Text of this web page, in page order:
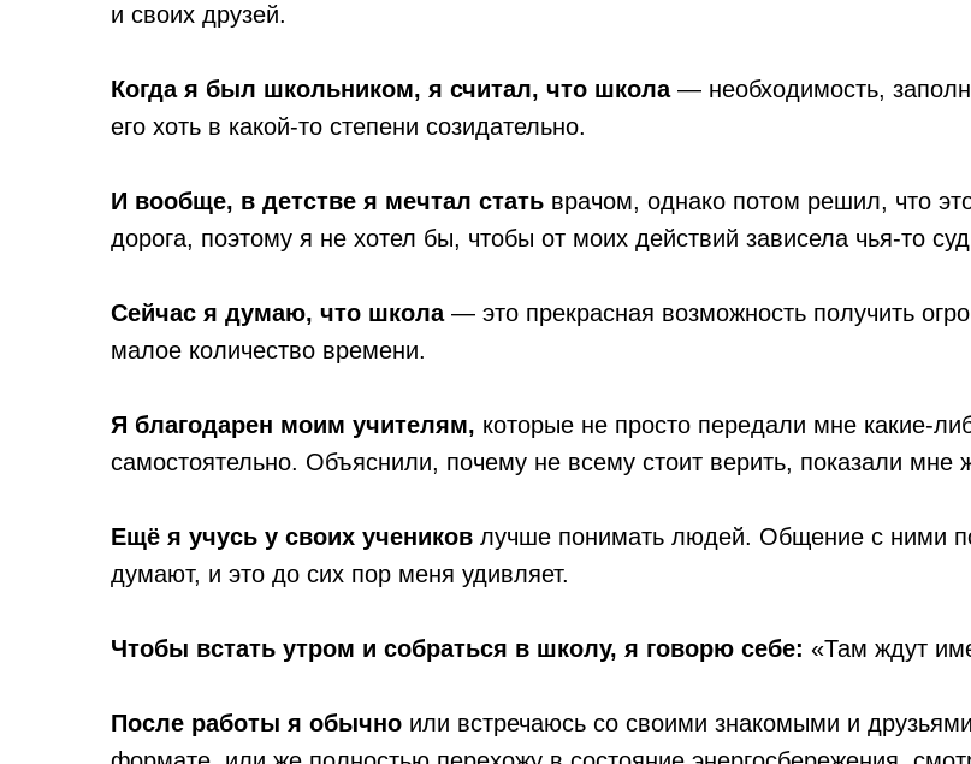
и своих друзей.
Когда я был школьником, я считал, что школа — необходимость,
его хоть в какой-то степени созидательно.
И вообще, в детстве я мечтал стать врачом, однако потом решил, что
дорога, поэтому я не хотел бы, чтобы от моих действий зависела чья-то
Сейчас я думаю, что школа — это прекрасная возможность получить
малое количество времени.
Я благодарен моим учителям, которые не просто передали мне какие-
самостоятельно. Объяснили, почему не всему стоит верить, показали мне
Ещё я учусь у своих учеников лучше понимать людей. Общение с ними
думают, и это до сих пор меня удивляет.
Чтобы встать утром и собраться в школу, я говорю себе: «Там ждут
После работы я обычно или встречаюсь со своими знакомыми и